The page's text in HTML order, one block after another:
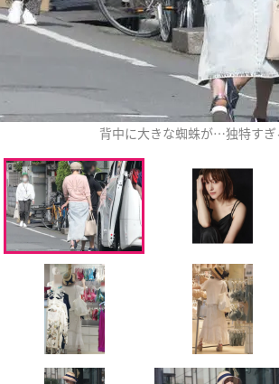
背中に大きな蜘蛛が…独特すぎ